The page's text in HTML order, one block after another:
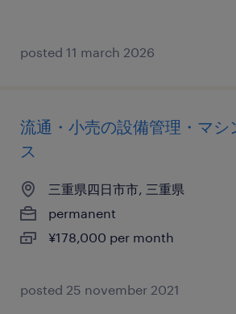
posted 11 march 2026
流通・小売の設備管理・マシ
ス
三重県四日市市, 三重県
permanent
¥178,000 per month
posted 25 november 2021